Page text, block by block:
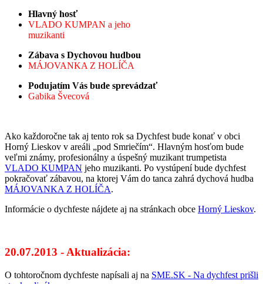
Hlavný hosť
VLADO KUMPAN a jeho
muzikanti
Zábava s Dychovou hudbou
MÁJOVANKA Z HOLÍČA
Podujatím Vás bude sprevádzať
Gabika Švecová
Ako každoročne tak aj tento rok sa Dychfest bude konať v obci
Horný Lieskov v areáli „pod Smriečím“. Hlavným hosťom bude
veľmi známy, profesionálny a úspešný muzikant trumpetista
VLADO KUMPAN jeho muzikanti. Po vystúpení bude dychfest
pokračovať zábavou, na ktorej Vám do tanca zahrá dychová hudba
MÁJOVANKA Z HOLÍČA.
Informácie o dychfeste nájdete aj na stránkach obce Horný Lieskov.
20.07.2013 - Aktualizácia:
O tohtoročnom dychfeste napísali aj na SME.SK - Na dychfest prišli